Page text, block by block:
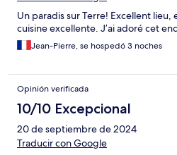
Un paradis sur Terre! Excellent lieu,
cuisine excellente. J’ai adoré cet
Jean-Pierre, se hospedó 3 noches
Opinión verificada
10/10 Excepcional
20 de septiembre de 2024
Traducir con Google